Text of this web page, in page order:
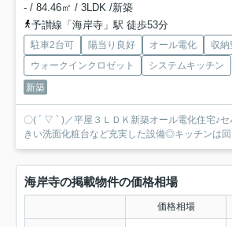
- / 84.46㎡ / 3LDK /新築
予讃線「海岸寺」駅 徒歩53分
駐車2台可 陽当り良好 オール電化
収納
ウォークインクロゼット
システムキッチン
新築
〇( ´ ▽ ` )／平屋３ＬＤＫ新築オール電化住宅♪
きい洗面化粧台など充実した設備◎キッチンは回
海岸寺の掲載物件の価格相場
価格相場